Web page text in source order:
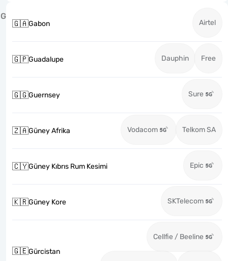
G
🇬🇦Gabon Airtel
🇬🇵Guadalupe Dauphin Free
🇬🇬Guernsey Sure
🇿🇦Güney Afrika Vodacom Telkom SA
🇨🇾Güney Kıbrıs Rum Kesimi Epic
🇰🇷Güney Kore SKTelecom
🇬🇪Gürcistan
Cellfie / Beeline